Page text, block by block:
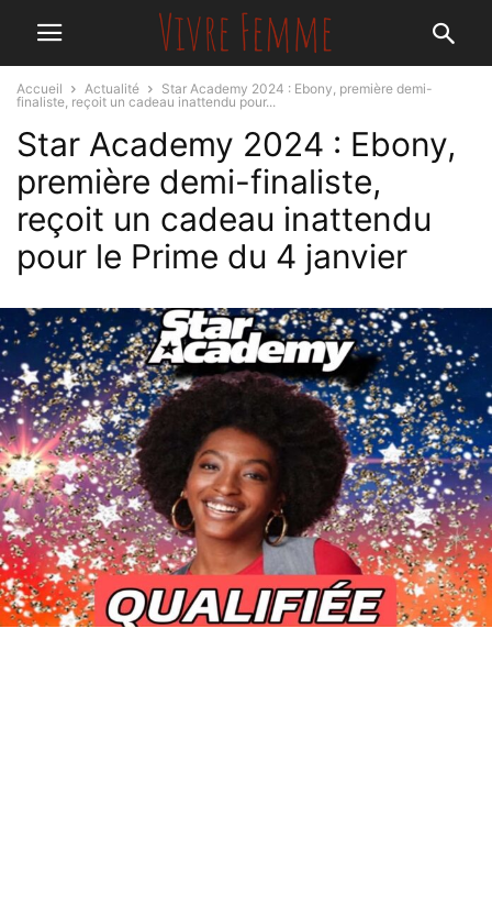
Accueil Actualité
Star Academy 2024 : Ebony, première demi-
finaliste, reçoit un cadeau inattendu pour...
Star Academy 2024 : Ebony,
première demi-finaliste,
reçoit un cadeau inattendu
pour le Prime du 4 janvier